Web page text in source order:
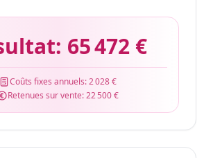
65 472 €
Coûts fixes annuels:2 028 €
Retenues sur vente:22 500 €